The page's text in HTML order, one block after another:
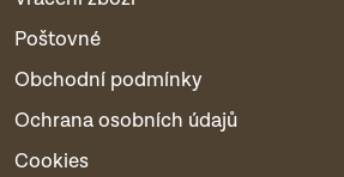
Poštovné
Obchodní podmínky
Ochrana osobních údajů
Cookies